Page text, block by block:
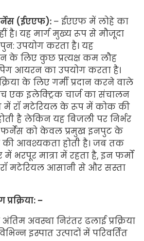
(ईएएफ): – ईएएफ में लोहे का
है। यह मार्ग मुख्य रूप से मौजूदा
उपयोग करता है। यह
के लिए कुछ प्रत्यक्ष कम लौह
आयरन का उपयोग करता है।
के लिए गर्मी प्रदान करने वाले
एक इलेक्ट्रिक चार्ज का संचालन
में रॉ मटेरियल के रूप में कोक की
है लेकिन यह बिजली पर निर्भर
फर्नेस को केवल प्रमुख इनपुट के
की आवश्यकता होती है। जब तक
में भरपूर मात्रा में रहता है, इन फर्मों
मटेरियल आसानी से और सस्ता
प्रक्रिया: –
अवस्था निरंतर ढलाई प्रक्रिया
इस्पात उत्पादों में परिवर्तित